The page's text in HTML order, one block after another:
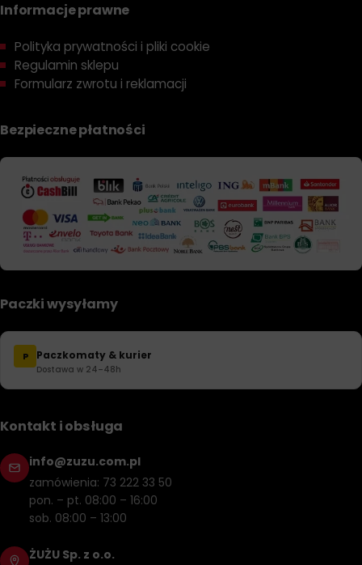
Informacje prawne
Polityka prywatności i pliki cookie
Regulamin sklepu
Formularz zwrotu i reklamacji
Bezpieczne płatności
Paczki wysyłamy
P Paczkomaty & kurier
Dostawa w 24–48h
Kontakt i obsługa
info@zuzu.com.pl
zamówienia: 73 222 33 50
pon. – pt. 08:00 – 16:00
sob. 08:00 – 13:00
ŻUŻU Sp. z o.o.